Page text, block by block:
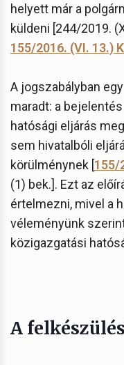
helyett már a
küldeni [244/2019.
155/2016. (VI. 13.)
A jogszabályban
maradt: a
hatósági eljárás
sem hivatalbóli
körülménynek [155/
(1) bek.]. Ezt az
értelmezni, mivel a
véleményünk
közigazgatási
A